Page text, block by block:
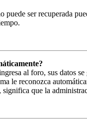
puede ser recuperada
al foro, sus datos
le reconozca
que la